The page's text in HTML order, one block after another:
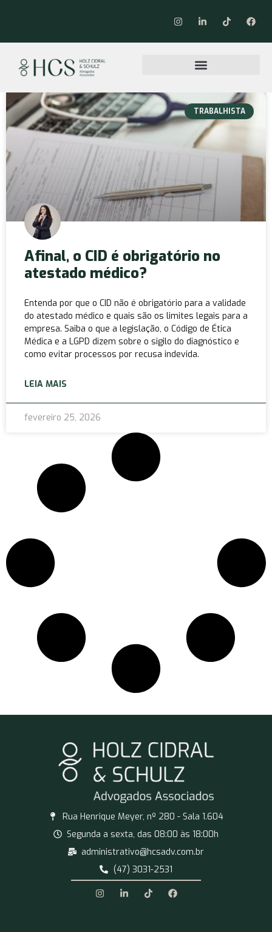
TRABALHISTA
Afinal, o CID é obrigatório no
atestado médico?
Entenda por que o CID não é obrigatório para a validade
do atestado médico e quais são os limites legais para a
empresa. Saiba o que a legislação, o Código de Ética
Médica e a LGPD dizem sobre o sigilo do diagnóstico e
como evitar processos por recusa indevida.
LEIA MAIS
fevereiro 25, 2026
Rua Henrique Meyer, nº 280 - Sala 1.604
Segunda a sexta, das 08:00 às 18:00h
administrativo@hcsadv.com.br
(47) 3031-2531